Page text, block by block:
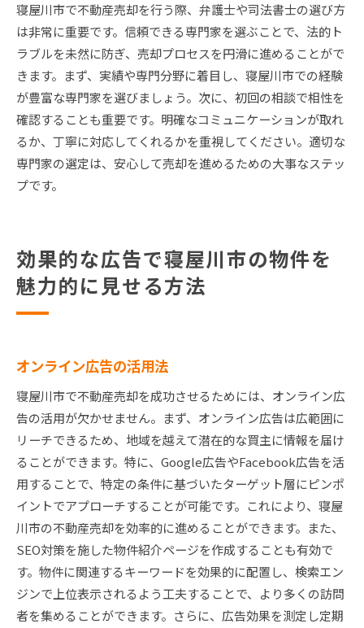
寝屋川市で不動産売却を行う際、弁護士や司法書士の選び方
は非常に重要です。信頼できる専門家を選ぶことで、法的ト
ラブルを未然に防ぎ、売却プロセスを円滑に進めることがで
きます。まず、実績や専門分野に着目し、寝屋川市での経験
が豊富な専門家を選びましょう。次に、初回の相談で相性を
確認することも重要です。明確なコミュニケーションが取れ
るか、丁寧に対応してくれるかを重視してください。適切な
専門家の選定は、安心して売却を進めるための大事なステッ
プです。
効果的な広告で寝屋川市の物件を
魅力的に見せる方法
オンライン広告の活用法
寝屋川市で不動産売却を成功させるためには、オンライン広
告の活用が欠かせません。まず、オンライン広告は広範囲に
リーチできるため、地域を越えて潜在的な買主に情報を届け
ることができます。特に、Google広告やFacebook広告を活
用することで、特定の条件に基づいたターゲット層にピンポ
イントでアプローチすることが可能です。これにより、寝屋
川市の不動産売却を効率的に進めることができます。また、
SEO対策を施した物件紹介ページを作成することも有効で
す。物件に関連するキーワードを効果的に配置し、検索エン
ジンで上位表示されるよう工夫することで、より多くの訪問
者を集めることができます。さらに、広告効果を測定し定期